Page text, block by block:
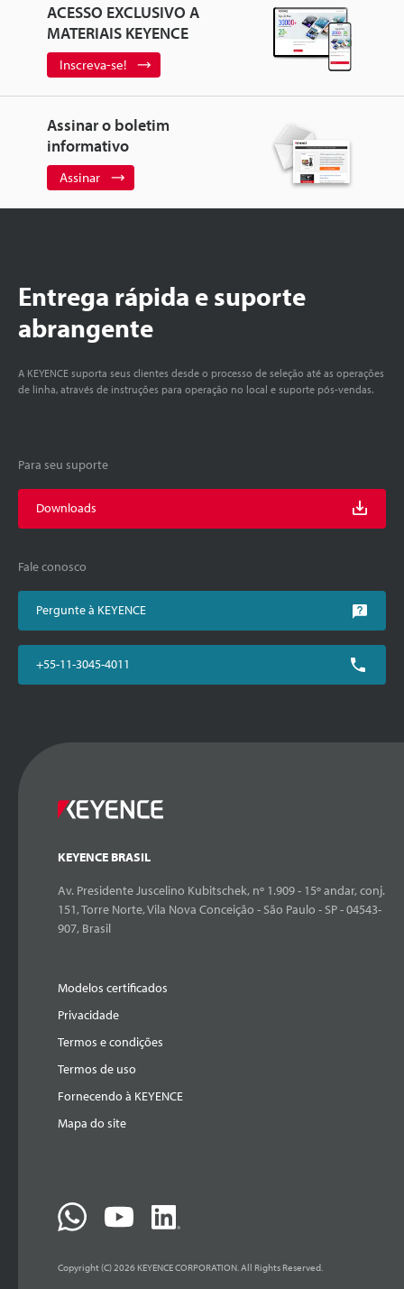
ACESSO EXCLUSIVO A
MATERIAIS KEYENCE
Inscreva-se!
Assinar o boletim
informativo
Assinar
Entrega rápida e suporte
abrangente
A KEYENCE suporta seus clientes desde o processo de seleção até as operações
de linha, através de instruções para operação no local e suporte pós-vendas.
Para seu suporte
Downloads
Fale conosco
Pergunte à KEYENCE
+55-11-3045-4011
KEYENCE BRASIL
Av. Presidente Juscelino Kubitschek, nº 1.909 - 15º andar, conj.
151, Torre Norte, Vila Nova Conceição - São Paulo - SP - 04543-
907, Brasil
Modelos certificados
Privacidade
Termos e condições
Termos de uso
Fornecendo à KEYENCE
Mapa do site
Copyright (C) 2026 KEYENCE CORPORATION. All Rights Reserved.